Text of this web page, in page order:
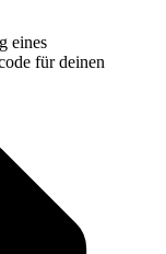
eines
für deinen